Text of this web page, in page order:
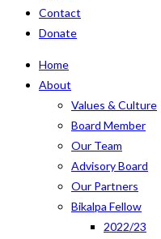
Contact
Donate
Home
About
Values & Culture
Board Member
Our Team
Advisory Board
Our Partners
Bikalpa Fellow
2022/23